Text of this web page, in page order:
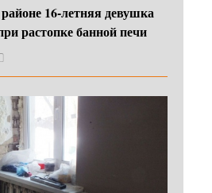
16‑летняя девушка
растопке банной печи